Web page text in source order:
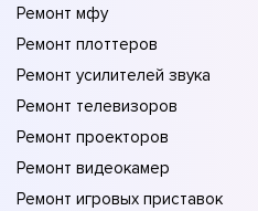
Ремонт мфу
Ремонт плоттеров
Ремонт усилителей звука
Ремонт телевизоров
Ремонт проекторов
Ремонт видеокамер
Ремонт игровых приставок